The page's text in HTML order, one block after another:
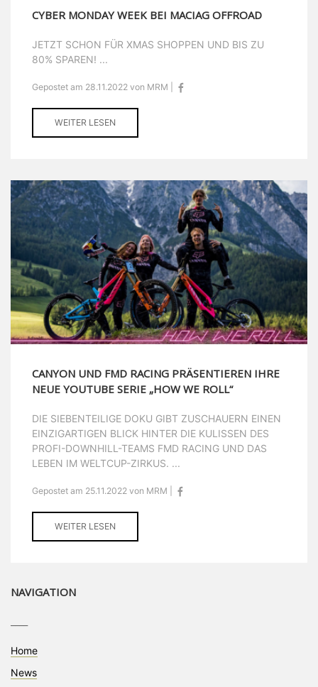
CYBER MONDAY WEEK BEI MACIAG OFFROAD
JETZT SCHON FÜR XMAS SHOPPEN UND BIS ZU
80% SPAREN! ...
Gepostet am 28.11.2022 von MRM |
WEITER LESEN
CANYON UND FMD RACING PRÄSENTIEREN IHRE
NEUE YOUTUBE SERIE „HOW WE ROLL“
DIE SIEBENTEILIGE DOKU GIBT ZUSCHAUERN EINEN
EINZIGARTIGEN BLICK HINTER DIE KULISSEN DES
PROFI-DOWNHILL-TEAMS FMD RACING UND DAS
LEBEN IM WELTCUP-ZIRKUS. ...
Gepostet am 25.11.2022 von MRM |
WEITER LESEN
NAVIGATION
Home
News